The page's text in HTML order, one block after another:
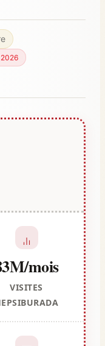
mois
VISITES